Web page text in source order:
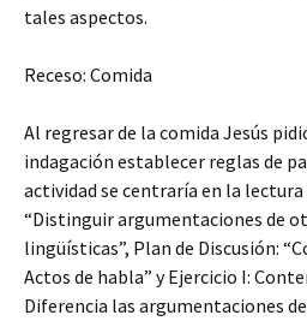
tales aspectos.
Receso: Comida
Al regresar de la comida Jesús
indagación establecer reglas de
actividad se centraría en la lectura
“Distinguir argumentaciones de
lingüísticas”, Plan de Discusión:
Actos de habla” y Ejercicio I:
Diferencia las argumentaciones